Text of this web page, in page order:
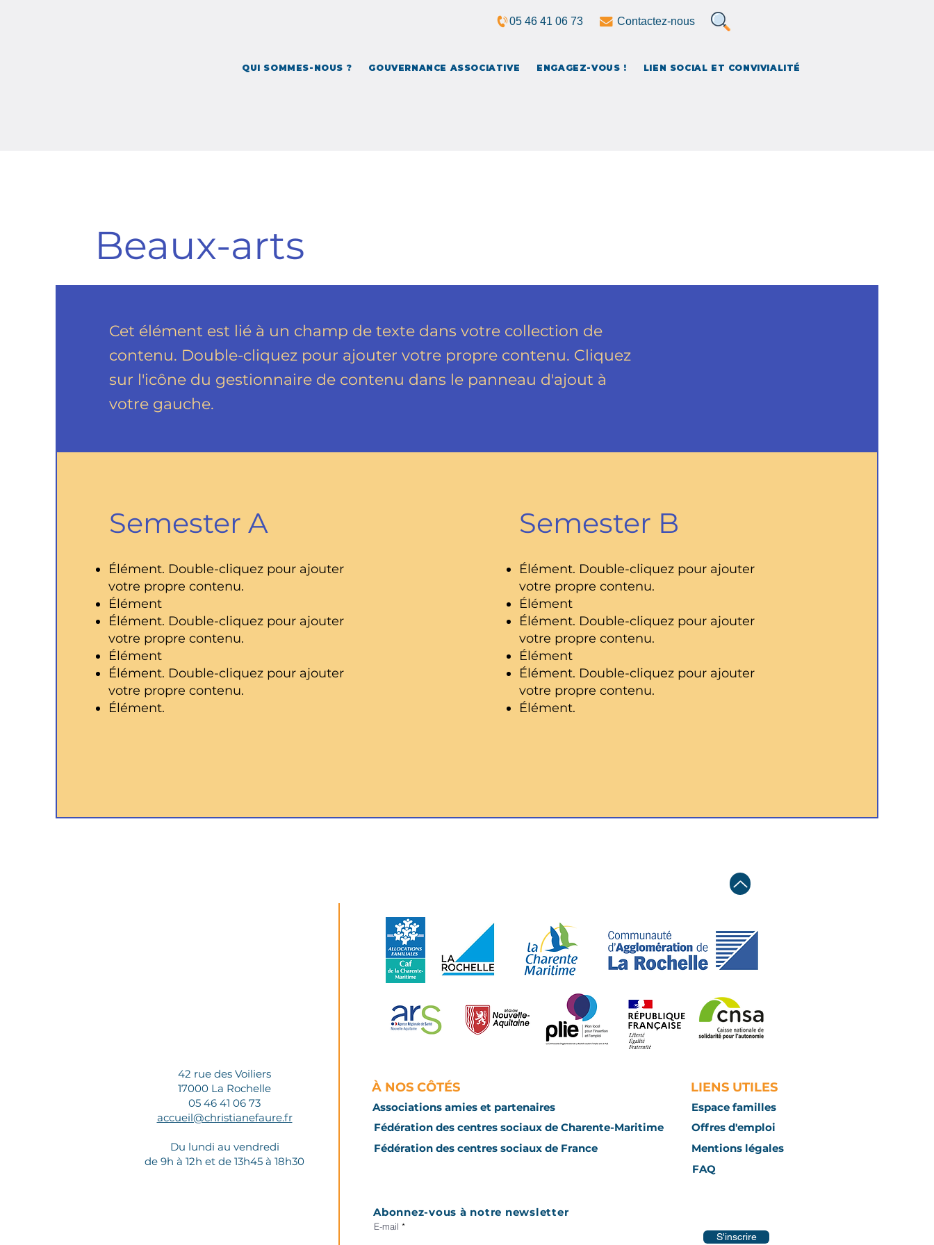
05 46 41 06 73 Contactez-nous
QUI SOMMES-NOUS ? GOUVERNANCE ASSOCIATIVE ENGAGEZ-VOUS ! LIEN SOCIAL ET CONVIVIALITÉ
Beaux-arts
Cet élément est lié à un champ de texte dans votre collection de
contenu. Double-cliquez pour ajouter votre propre contenu. Cliquez
sur l'icône du gestionnaire de contenu dans le panneau d'ajout à
votre gauche.
Semester A
Élément. Double-cliquez pour ajouter
votre propre contenu.
Élément
Élément. Double-cliquez pour ajouter
votre propre contenu.
Élément
Élément. Double-cliquez pour ajouter
votre propre contenu.
Élément.
Semester B
Élément. Double-cliquez pour ajouter
votre propre contenu.
Élément
Élément. Double-cliquez pour ajouter
votre propre contenu.
Élément
Élément. Double-cliquez pour ajouter
votre propre contenu.
Élément.
42 rue des Voiliers
17000 La Rochelle
05 46 41 06 73
accueil@christianefaure.fr
Du lundi au vendredi
de 9h à 12h et de 13h45 à 18h30
À NOS CÔTÉS
Associations amies et partenaires
Fédération des centres sociaux de Charente-Maritime
Fédération des centres sociaux de France
LIENS UTILES
Espace familles
Offres d'emploi
Mentions légales
FAQ
Abonnez-vous à notre newsletter
E-mail
S'inscrire